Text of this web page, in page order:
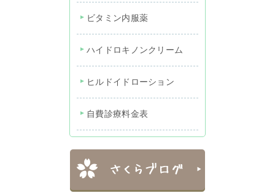
ビタミン内服薬
ハイドロキノンクリーム
ヒルドイドローション
自費診療料金表